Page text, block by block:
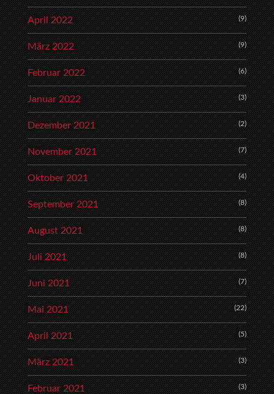
April 2022 (9)
März 2022 (9)
Februar 2022 (6)
Januar 2022 (3)
Dezember 2021 (2)
November 2021 (7)
Oktober 2021 (4)
September 2021 (8)
August 2021 (8)
Juli 2021 (8)
Juni 2021 (7)
Mai 2021 (22)
April 2021 (5)
März 2021 (3)
Februar 2021 (3)